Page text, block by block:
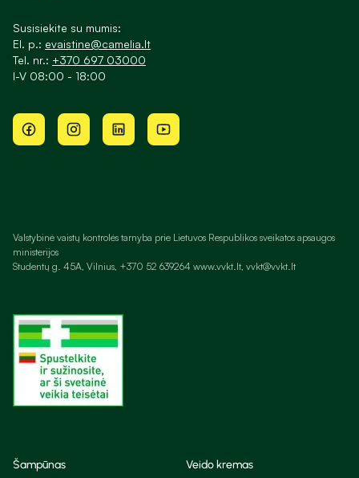
Susisiekite su mumis:
El. p.: evaistine@camelia.lt
Tel. nr.: +370 697 03000
I-V 08:00 - 18:00
Valstybinė vaistų kontrolės tarnyba prie Lietuvos Respublikos sveikatos apsaugos
ministerijos
Studentų g. 45A, Vilnius, +370 52 639264 www.vvkt.lt, vvkt@vvkt.lt
Šampūnas Veido kremas